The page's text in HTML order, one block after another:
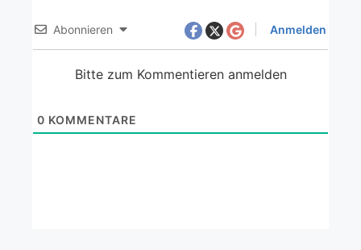
Abonnieren Anmelden
Bitte zum Kommentieren anmelden
0 KOMMENTARE